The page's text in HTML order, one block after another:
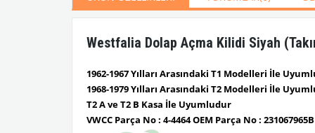
Westfalia Dolap Açma Kilidi Siyah
1962-1967 Yılları Arasındaki T1 Modelleri İle
1968-1979 Yılları Arasındaki T2 Modelleri İle
T2 A ve T2 B Kasa İle Uyumludur
VWCC Parça No : 4-4464 OEM Parça No : 231067965B